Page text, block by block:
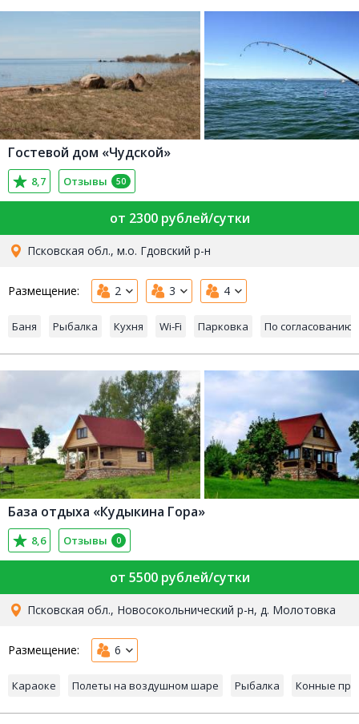
Гостевой дом «Чудской»
8,7 Отзывы 50
от 2300 рублей/сутки
Псковская обл., м.о. Гдовский р-н
Размещение: 2 3 4
Баня Рыбалка Кухня Wi-Fi Парковка По согласованию
База отдыха «Кудыкина Гора»
8,6 Отзывы 0
от 5500 рублей/сутки
Псковская обл., Новосокольнический р-н, д. Молотовка
Размещение: 6
Караоке Полеты на воздушном шаре Рыбалка Конные